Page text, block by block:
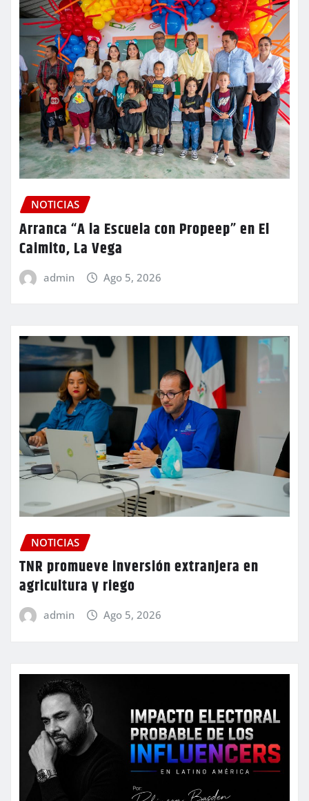
NOTICIAS
Arranca “A la Escuela con Propeep” en El
Caimito, La Vega
admin Ago 5, 2026
NOTICIAS
TNR promueve inversión extranjera en
agricultura y riego
admin Ago 5, 2026